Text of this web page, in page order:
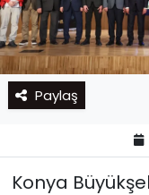
Paylaş
Konya